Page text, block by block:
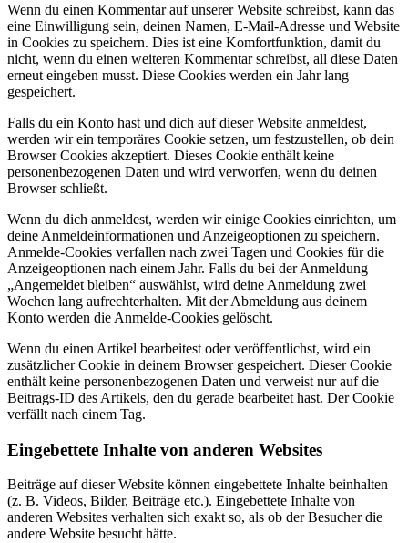
Wenn du einen Kommentar auf unserer Website schreibst, kann das
eine Einwilligung sein, deinen Namen, E-Mail-Adresse und Website
in Cookies zu speichern. Dies ist eine Komfortfunktion, damit du
nicht, wenn du einen weiteren Kommentar schreibst, all diese Daten
erneut eingeben musst. Diese Cookies werden ein Jahr lang
gespeichert.
Falls du ein Konto hast und dich auf dieser Website anmeldest,
werden wir ein temporäres Cookie setzen, um festzustellen, ob dein
Browser Cookies akzeptiert. Dieses Cookie enthält keine
personenbezogenen Daten und wird verworfen, wenn du deinen
Browser schließt.
Wenn du dich anmeldest, werden wir einige Cookies einrichten, um
deine Anmeldeinformationen und Anzeigeoptionen zu speichern.
Anmelde-Cookies verfallen nach zwei Tagen und Cookies für die
Anzeigeoptionen nach einem Jahr. Falls du bei der Anmeldung
„Angemeldet bleiben“ auswählst, wird deine Anmeldung zwei
Wochen lang aufrechterhalten. Mit der Abmeldung aus deinem
Konto werden die Anmelde-Cookies gelöscht.
Wenn du einen Artikel bearbeitest oder veröffentlichst, wird ein
zusätzlicher Cookie in deinem Browser gespeichert. Dieser Cookie
enthält keine personenbezogenen Daten und verweist nur auf die
Beitrags-ID des Artikels, den du gerade bearbeitet hast. Der Cookie
verfällt nach einem Tag.
Eingebettete Inhalte von anderen Websites
Beiträge auf dieser Website können eingebettete Inhalte beinhalten
(z. B. Videos, Bilder, Beiträge etc.). Eingebettete Inhalte von
anderen Websites verhalten sich exakt so, als ob der Besucher die
andere Website besucht hätte.